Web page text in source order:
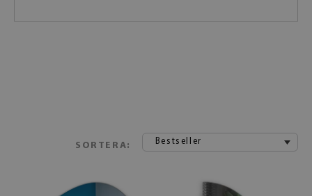
SORTERA: Bestseller